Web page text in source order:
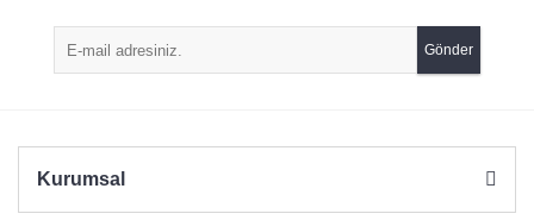
Ürün açıklamasında eksik bilgiler bulunuyor.
Ürün bilgilerinde hatalar bulunuyor.
Gönder
Kurumsal